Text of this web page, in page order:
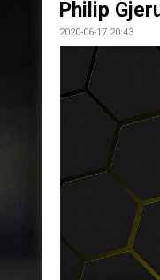
Philip
2020-06-17 20:43